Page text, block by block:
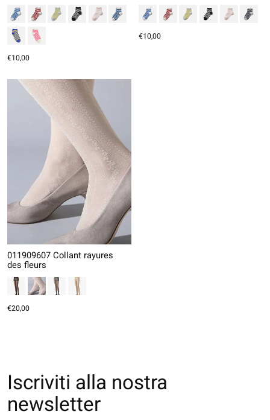
€10,00
€10,00
011909607 Collant rayures
des fleurs
€20,00
Iscriviti alla nostra
newsletter